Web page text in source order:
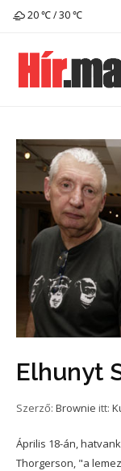
20 ℃ / 30 ℃
Elhunyt
Szerző: Brownie itt:
Április 18-án,
Thorgerson, "a